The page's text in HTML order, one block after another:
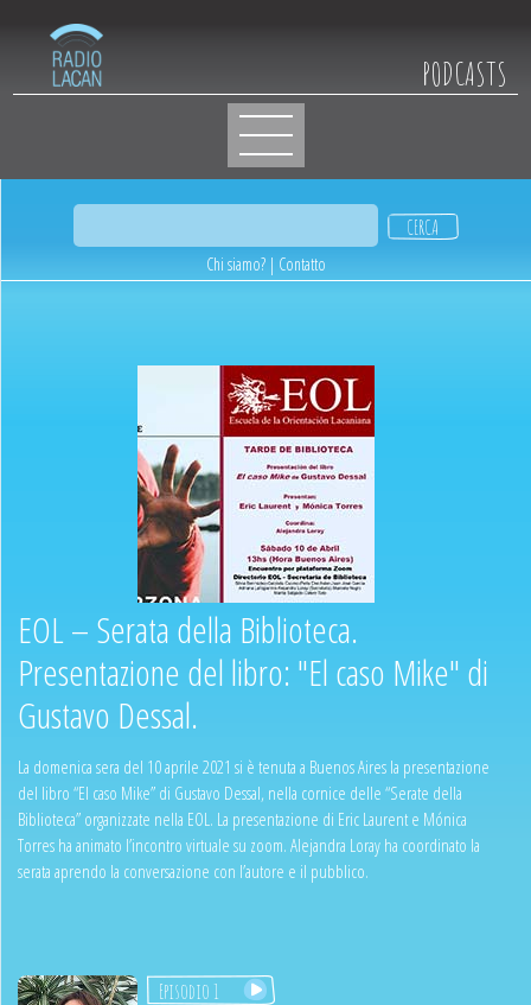
PODCASTS
Chi siamo? | Contatto
EOL – Serata della Biblioteca.
Presentazione del libro: "El caso Mike" di
Gustavo Dessal.
La domenica sera del 10 aprile 2021 si è tenuta a Buenos Aires la presentazione
del libro “El caso Mike” di Gustavo Dessal, nella cornice delle “Serate della
Biblioteca” organizzate nella EOL. La presentazione di Eric Laurent e Mónica
Torres ha animato l’incontro virtuale su zoom. Alejandra Loray ha coordinato la
serata aprendo la conversazione con l’autore e il pubblico.
Episodio 1